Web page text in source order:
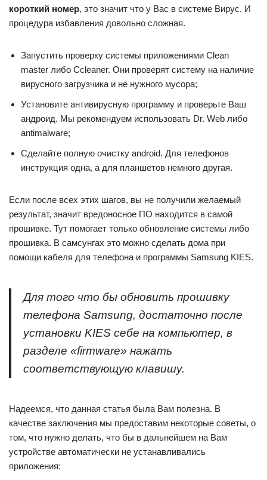
короткий номер, это значит что у Вас в системе Вирус. И
процедура избавления довольно сложная.
Запустить проверку системы приложениями Clean
master либо Ccleaner. Они проверят систему на наличие
вирусного загрузчика и не нужного мусора;
Установите антивирусную программу и проверьте Ваш
андроид. Мы рекомендуем использовать Dr. Web либо
antimalware;
Сделайте полную очистку android. Для телефонов
инструкция одна, а для планшетов немного другая.
Если после всех этих шагов, вы не получили желаемый
результат, значит вредоносное ПО находится в самой
прошивке. Тут помогает только обновление системы либо
прошивка. В самсунгах это можно сделать дома при
помощи кабеля для телефона и программы Samsung KIES.
Для того что бы обновить прошивку
телефона Samsung, достаточно после
установки KIES себе на компьютер, в
разделе «firmware» нажать
соответствующую клавишу.
Надеемся, что данная статья была Вам полезна. В
качестве заключения мы предоставим некоторые советы, о
том, что нужно делать, что бы в дальнейшем на Вам
устройстве автоматически не устанавливались
приложения: